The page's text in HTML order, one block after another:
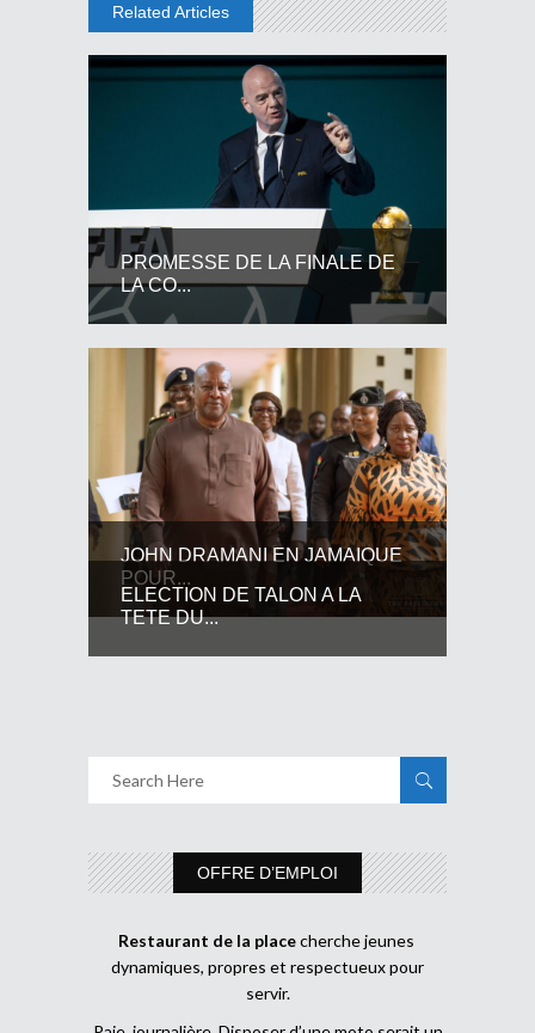
Related Articles
PROMESSE DE LA FINALE DE
LA CO...
JOHN DRAMANI EN JAMAIQUE
POUR...
ELECTION DE TALON A LA
TETE DU...
OFFRE D’EMPLOI
Restaurant de la placecherche jeunes
dynamiques, propres et respectueux pour
servir.